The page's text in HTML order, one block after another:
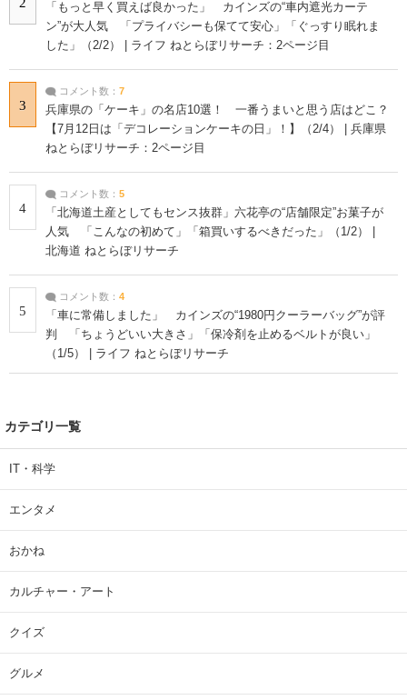
「もっと早く買えば良かった」 カインズの“車内遮光カーテ
ン”が大人気 「プライバシーも保てて安心」「ぐっすり眠れま
した」（2/2） | ライフ ねとらぼリサーチ：2ページ目
3
コメント数： 7
兵庫県の「ケーキ」の名店10選！ 一番うまいと思う店はどこ？
【7月12日は「デコレーションケーキの日」！】（2/4） | 兵庫県
ねとらぼリサーチ：2ページ目
4
コメント数： 5
「北海道土産としてもセンス抜群」六花亭の“店舗限定”お菓子が
人気 「こんなの初めて」「箱買いするべきだった」（1/2） |
北海道 ねとらぼリサーチ
5
コメント数： 4
「車に常備しました」 カインズの“1980円クーラーバッグ”が評
判 「ちょうどいい大きさ」「保冷剤を止めるベルトが良い」
（1/5） | ライフ ねとらぼリサーチ
カテゴリ一覧
IT・科学
エンタメ
おかね
カルチャー・アート
クイズ
グルメ